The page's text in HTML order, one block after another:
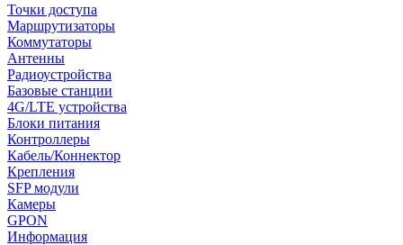
Точки доступа
Маршрутизаторы
Коммутаторы
Антенны
Радиоустройства
Базовые станции
4G/LTE устройства
Блоки питания
Контроллеры
Кабель/Коннектор
Крепления
SFP модули
Камеры
GPON
Информация